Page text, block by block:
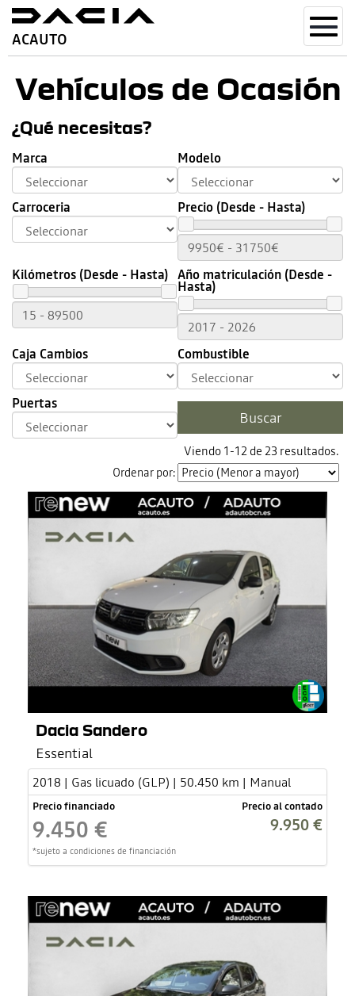
ACAUTO
Vehículos de Ocasión
¿Qué necesitas?
Marca Modelo
Carroceria Precio (Desde - Hasta)
Kilómetros (Desde - Hasta) Año matriculación (Desde -
Hasta)
Caja Cambios Combustible
Puertas
Viendo 1-12 de 23 resultados.
Ordenar por:
Dacia Sandero
Essential
2018 | Gas licuado (GLP) | 50.450 km | Manual
Precio financiado
9.450 €
*sujeto a condiciones de financiación
Precio al contado
9.950 €